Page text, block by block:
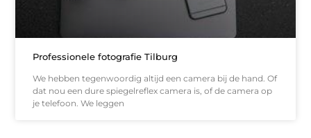
Professionele fotografie Tilburg
We hebben tegenwoordig altijd een camera bij de hand. Of
dat nou een dure spiegelreflex camera is, of de camera op
je telefoon. We leggen